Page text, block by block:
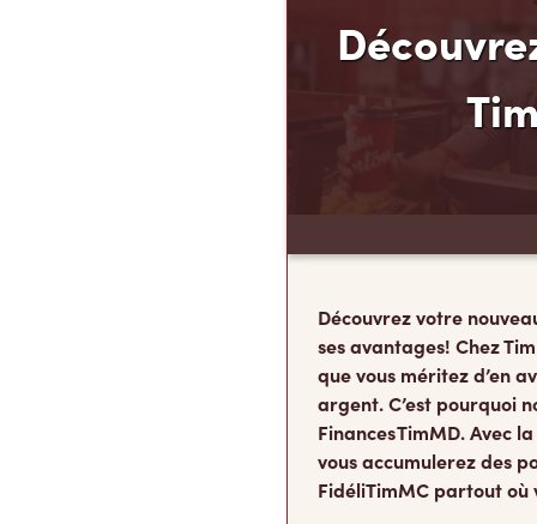
Découvrez votre
ses avantages! Chez
que vous méritez d’en
argent. C’est pourquoi
Finances TimMD. Avec
vous accumulerez des